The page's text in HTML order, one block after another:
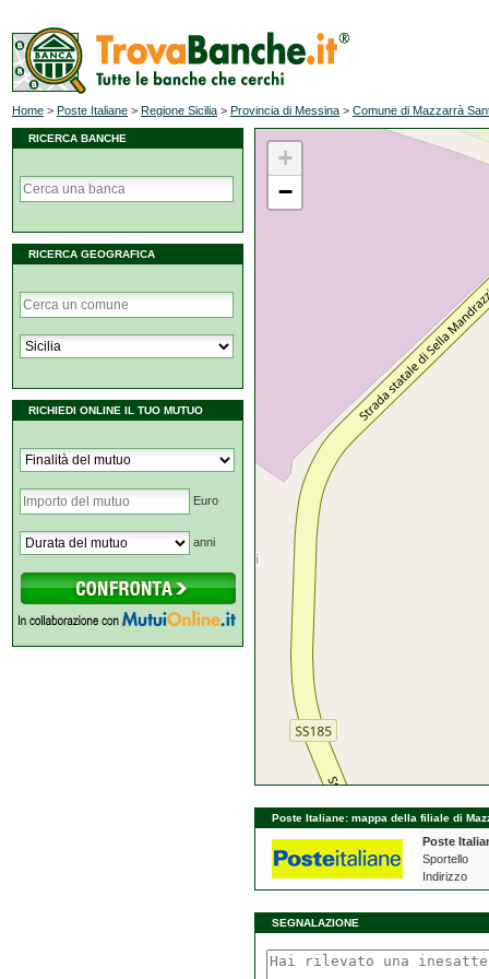
Home > Poste Italiane > Regione Sicilia > Provincia di Messina > Comune di Mazzarrà
RICERCA BANCHE
RICERCA GEOGRAFICA
RICHIEDI ONLINE IL TUO MUTUO
Euro
anni
+
−
Poste Italiane: mappa della filiale di
Poste
Sportello
Indirizzo
SEGNALAZIONE